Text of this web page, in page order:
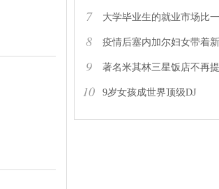
7 大学毕业生的就业市场比
8
9 著名米其林三星饭店不再
10 9岁女孩成世界顶级DJ